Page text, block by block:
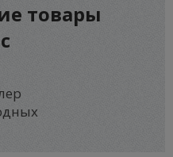
товары